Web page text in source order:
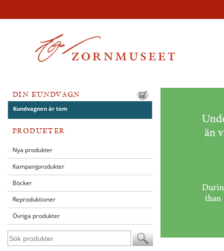
DIN KUNDVAGN
Kundvagnen är tom
PRODUKTER
Nya produkter
Kampanjprodukter
Böcker
Reproduktioner
Övriga produkter